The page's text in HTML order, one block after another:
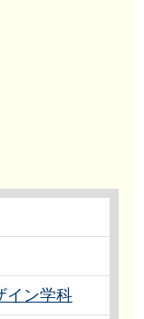
イン学科